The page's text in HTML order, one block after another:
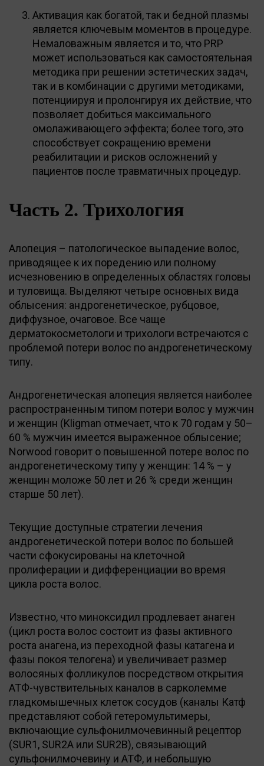
Активация как богатой, так и бедной плазмы
является ключевым моментов в процедуре.
Немаловажным является и то, что PRP
может использоваться как самостоятельная
методика при решении эстетических задач,
так и в комбинации с другими методиками,
потенциируя и пролонгируя их действие, что
позволяет добиться максимального
омолаживающего эффекта; более того, это
способствует сокращению времени
реабилитации и рисков осложнений у
пациентов после травматичных процедур.
Часть 2. Трихология
Алопеция – патологическое выпадение волос,
приводящее к их поредению или полному
исчезновению в определенных областях головы
и туловища. Выделяют четыре основных вида
облысения: андрогенетическое, рубцовое,
диффузное, очаговое. Все чаще
дерматокосметологи и трихологи встречаются с
проблемой потери волос по андрогенетическому
типу.
Андрогенетическая алопеция является наиболее
распространенным типом потери волос у мужчин
и женщин (Kligman отмечает, что к 70 годам у 50–
60 % мужчин имеется выраженное облысение;
Norwood говорит о повышенной потере волос по
андрогенетическому типу у женщин: 14 % – у
женщин моложе 50 лет и 26 % среди женщин
старше 50 лет).
Текущие доступные стратегии лечения
андрогенетической потери волос по большей
части сфокусированы на клеточной
пролиферации и дифференциации во время
цикла роста волос.
Известно, что миноксидил продлевает анаген
(цикл роста волос состоит из фазы активного
роста анагена, из переходной фазы катагена и
фазы покоя телогена) и увеличивает размер
волосяных фолликулов посредством открытия
АТФ-чувствительных каналов в сарколемме
гладкомышечных клеток сосудов (каналы Катф
представляют собой гетеромультимеры,
включающие сульфонилмочевинный рецептор
(SUR1, SUR2A или SUR2B), связывающий
сульфонилмочевину и АТФ, и небольшую